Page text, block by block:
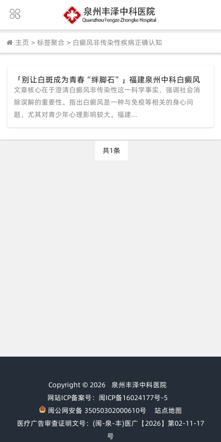
主页 > 标签聚合 > 白癜风非传染性疾病正确认知
「别让白斑成为青春“绊脚石”」福建泉州中科白癜风
医院科普：白癜风不传染，科学干预重拾自信
文章核心在于澄清白癜风非传染性这一科学事实，强调社会消
除误解的重要性。指出白癜风是一种与免疫等相关的身心问
题，尤其对青少年心理影响较大。福建...
共1条
Copyright © 2026 泉州丰泽中科医院
网站ICP备案号：闽ICP备16024177号-5
闽公网安备 35050302000610号
站点地图
医疗广告审查证明文号：(闽-泉-丰)医广【2026】第02-11-17
号